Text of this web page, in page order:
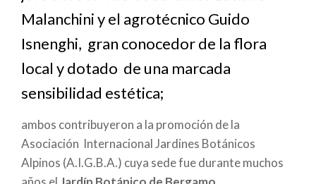
navegación
Malanchini y el agrotécnico Guido
Isnenghi, gran conocedor de la flora
local y dotado de una marcada
sensibilidad estética;
ambos contribuyeron a la promoción de la
Asociación Internacional Jardines Botánicos
Alpinos (A.I.G.B.A.) cuya sede fue durante muchos